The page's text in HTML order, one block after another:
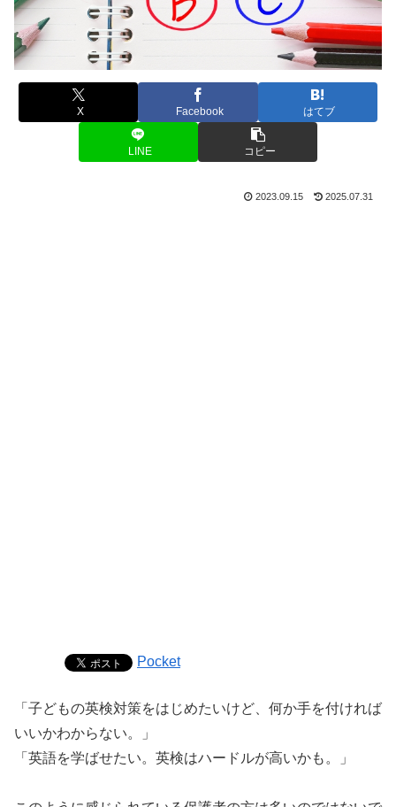
X Facebook はてブ
LINE コピー
2023.09.15 2025.07.31
Pocket
「子どもの英検対策をはじめたいけど、何か手を付ければ
いいかわからない。」
「英語を学ばせたい。英検はハードルが高いかも。」